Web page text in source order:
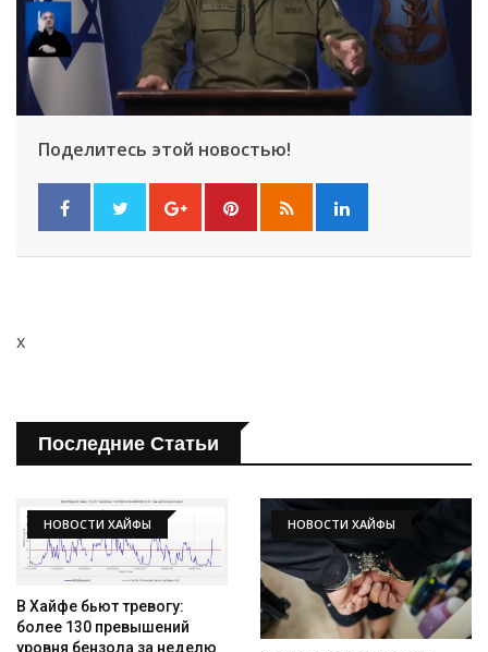
Поделитесь этой новостью!
x
Последние Статьи
НОВОСТИ ХАЙФЫ
В Хайфе бьют тревогу:
более 130 превышений
уровня бензола за неделю
НОВОСТИ ХАЙФЫ